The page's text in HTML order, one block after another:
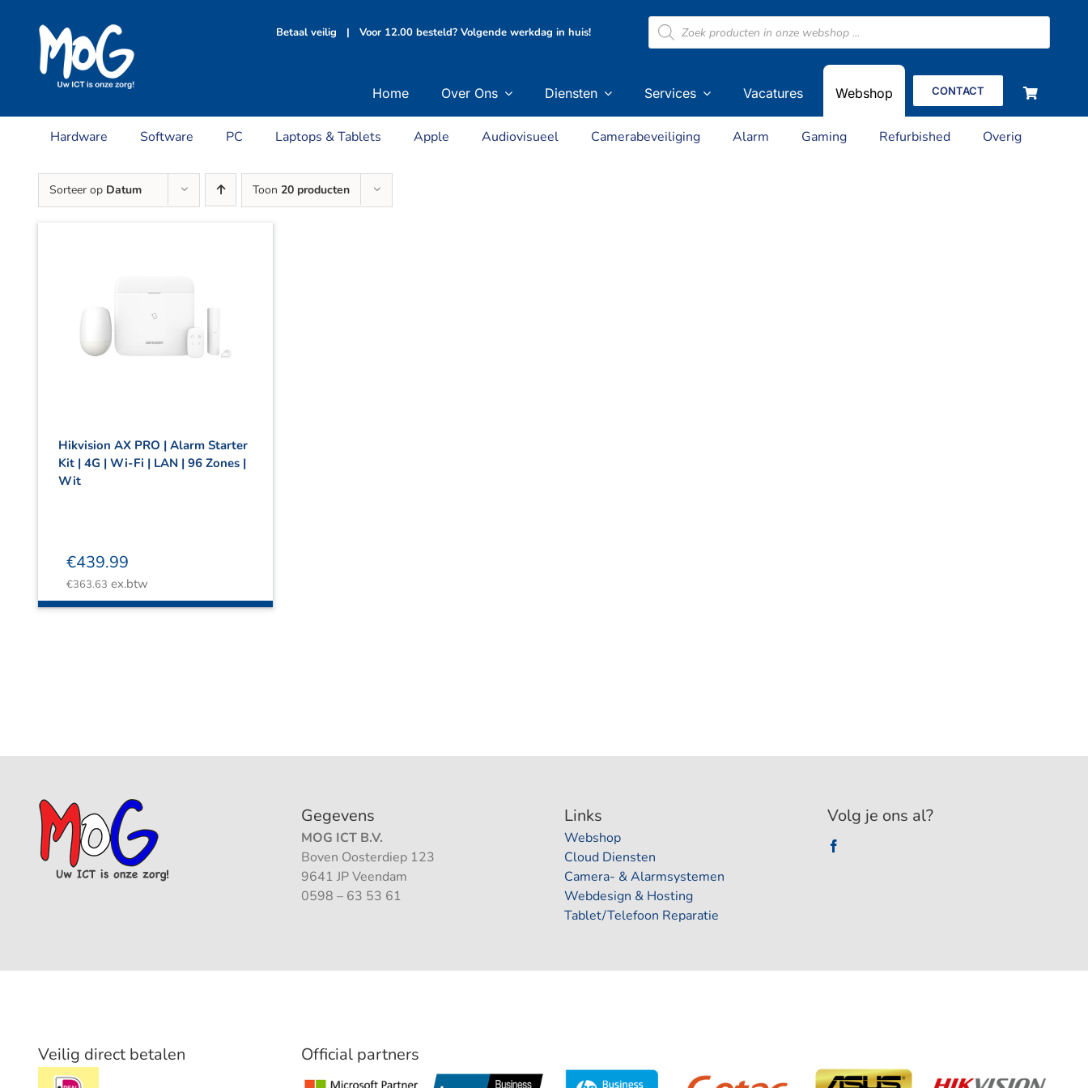
Betaal veilig | Voor 12.00 besteld? Volgende werkdag in huis!
Producten
zoeken
Home Over Ons Diensten Services Vacatures Webshop CONTACT
Hardware Software PC Laptops & Tablets Apple Audiovisueel Camerabeveiliging Alarm Gaming Refurbished Overig
Sorteer op Datum Toon 20 producten
Hikvision AX PRO | Alarm Starter
Kit | 4G | Wi-Fi | LAN | 96 Zones |
Wit
€439.99
€363.63 ex.btw
Gegevens
MOG ICT B.V.
Boven Oosterdiep 123
9641 JP Veendam
0598 – 63 53 61
Links
Webshop
Cloud Diensten
Camera- & Alarmsystemen
Webdesign & Hosting
Tablet/Telefoon Reparatie
Volg je ons al?
Veilig direct betalen Official partners